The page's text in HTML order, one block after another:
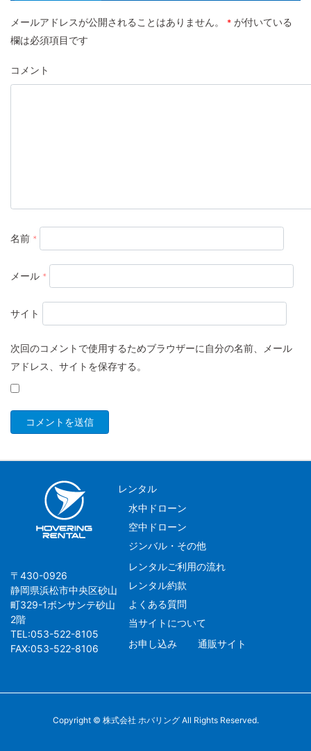
メールアドレスが公開されることはありません。 * が付いている
欄は必須項目です
コメント
名前 *
メール *
サイト
次回のコメントで使用するためブラウザーに自分の名前、メール
アドレス、サイトを保存する。
〒430-0926
静岡県浜松市中央区砂山
町329-1ボンサンテ砂山
2階
TEL:053-522-8105
FAX:053-522-8106
レンタル
水中ドローン
空中ドローン
ジンバル・その他
レンタルご利用の流れ
レンタル約款
よくある質問
当サイトについて
お申し込み
通販サイト
Copyright © 株式会社 ホバリング All Rights Reserved.